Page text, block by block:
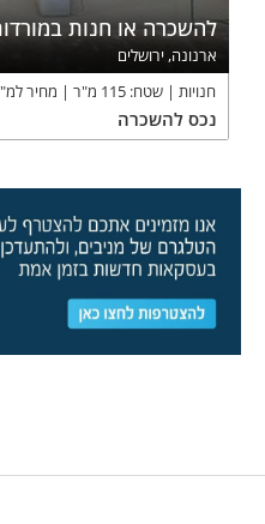
להשכרה או חנות
ארנונה, ירושלים
חנויות
שטח: 115 מ"ר מחיר
נכס להשכרה